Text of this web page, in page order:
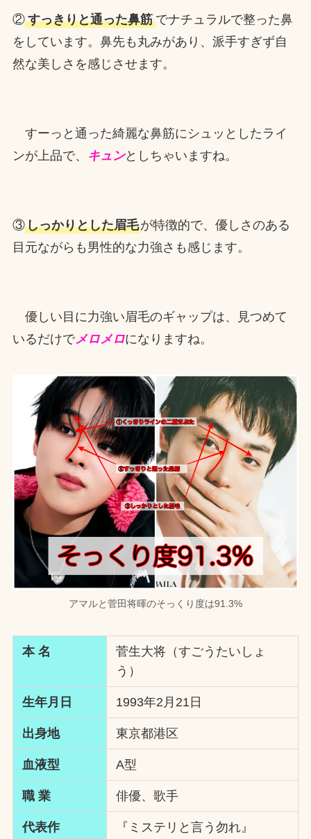
② すっきりと通った鼻筋 でナチュラルで整った鼻
をしています。鼻先も丸みがあり、派手すぎず自
然な美しさを感じさせます。
すーっと通った綺麗な鼻筋にシュッとしたライ
ンが上品で、
キュンとしちゃいますね。
③しっかりとした眉毛が特徴的で、優しさのある
目元ながらも男性的な力強さも感じます。
優しい目に力強い眉毛のギャップは、見つめて
いるだけでメロメロになりますね。
アマルと菅田将暉のそっくり度は91.3%
本 名
菅生大将（すごうたいしょ
う）
生年月日 1993年2月21日
出身地 東京都港区
血液型 A型
職 業 俳優、歌手
代表作 『ミステリと言う勿れ』